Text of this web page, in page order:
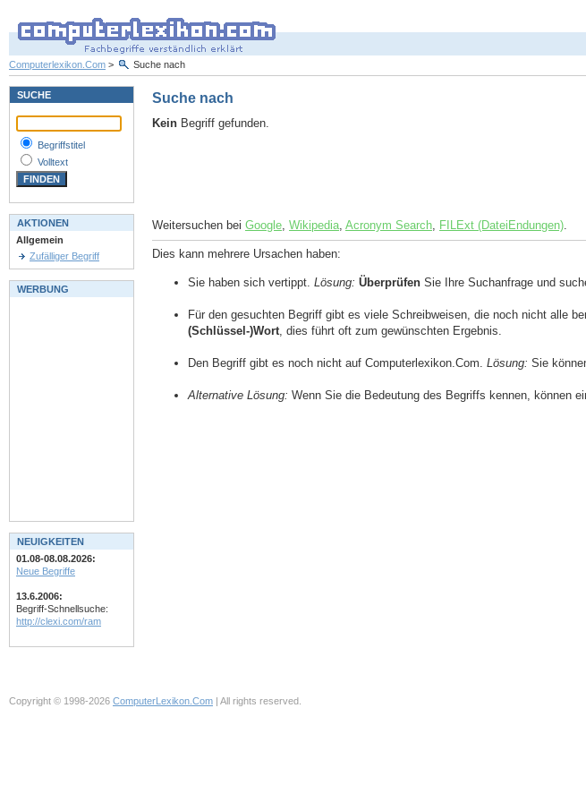
Computerlexikon.Com > Suche nach
Suche nach
Kein Begriff gefunden.
Weitersuchen bei Google, Wikipedia, Acronym Search, FILExt (DateiEndungen).
Dies kann mehrere Ursachen haben:
Sie haben sich vertippt. Lösung: Überprüfen Sie Ihre Suchanfrage und
Für den gesuchten Begriff gibt es viele Schreibweisen, die noch nicht alle
(Schlüssel-)Wort , dies führt oft zum gewünschten Ergebnis.
Den Begriff gibt es noch nicht auf Computerlexikon.Com. Lösung: Sie
Alternative Lösung: Wenn Sie die Bedeutung des Begriffs kennen, können
SUCHE
Begriffstitel
Volltext
AKTIONEN
Allgemein
Zufälliger Begriff
WERBUNG
NEUIGKEITEN
01.08-08.08.2026:
Neue Begriffe
13.6.2006:
Begriff-Schnellsuche:
http://clexi.com/ram
Copyright © 1998-2026 ComputerLexikon.Com | All rights reserved.